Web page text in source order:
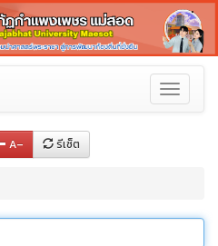
Toggle
A– รีเซ็ต